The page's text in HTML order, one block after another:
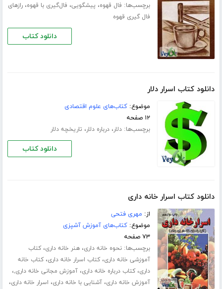
برچسب‌ها: فال قهوه، پیشگویی، فال‌گیری با قهوه،رازهای
فال گیری قهوه
دانلود کتاب
دانلود کتاب اسرار دلار
موضوع:کتاب‌های علوم اقتصادی
۱۲ صفحه
برچسب‌ها:دلار،درباره دلار، تاریخچه دلار
دانلود کتاب
دانلود کتاب اسرار خانه داری
از: مهری فتحی
موضوع:کتاب‌های آموزش آشپزی
۷۳ صفحه
برچسب‌ها:نحوه خانه داری،هنر خانه داری،کتاب
آموزشی خانه داری،کتاب اسرار خانه داری،کتاب خانه
داری،کتاب درباره خانه داری،آموزش مجانی خانه داری,،
آموزش خانه داری،آشنایی با خانه داری، اسرار خانه داری،